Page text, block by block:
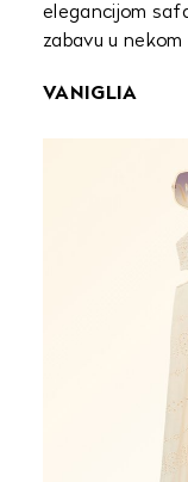
elegancijom
zabavu u
VANIGLIA